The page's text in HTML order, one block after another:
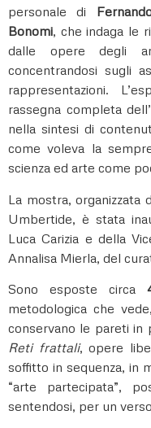
personale di
Bonomi, che indaga le
dalle opere degli
concentrandosi sugli
rappresentazioni.
rassegna completa
nella sintesi di
come voleva la
scienza ed arte come
La mostra, organizzata
Umbertide, è stata
Luca Carizia e della
Annalisa Mierla, del
Sono esposte circa
metodologica che
conservano le pareti in
Reti frattali, opere
soffitto in sequenza, in
“arte partecipata”,
sentendosi, per un